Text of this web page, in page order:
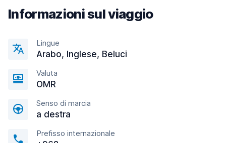
Informazioni sul viaggio
Lingue
Arabo, Inglese, Beluci
Valuta
OMR
Senso di marcia
a destra
Prefisso internazionale